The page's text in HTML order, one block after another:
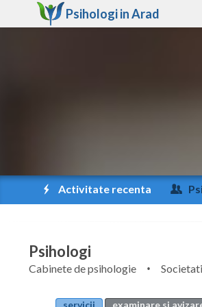
Psihologi inArad
Activitate recenta
Psihologi
Cabinete de psihologie
servicii
examinare si